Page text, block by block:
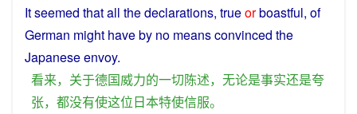
Itseemed thatall thedeclarations, trueorboastful, of
German might haveby no meansconvinced the
Japaneseenvoy.
看来， 关于德国威力的一切陈述， 无论是事实还是夸
张， 都没有使这位日本特使信服。